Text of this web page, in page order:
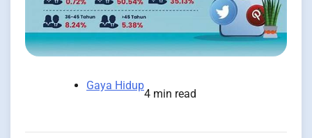
Gaya Hidup
4 min read